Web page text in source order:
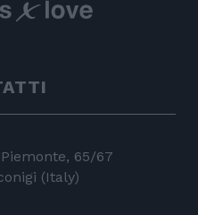
65/67
(Italy)